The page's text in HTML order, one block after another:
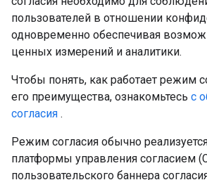
пользователей в отношении
одновременно обеспечивая
ценных измерений и аналитики.
Чтобы понять, как работает режим
его преимущества, ознакомьтесь с
согласия .
Режим согласия обычно
платформы управления согласием
пользовательского баннера